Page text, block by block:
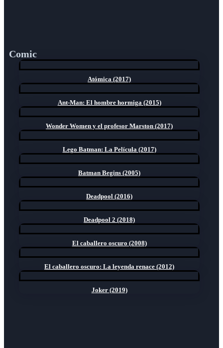
Comic
Atómica (2017)
Ant-Man: El hombre hormiga (2015)
Wonder Women y el profesor Marston (2017)
Lego Batman: La Película (2017)
Batman Begins (2005)
Deadpool (2016)
Deadpool 2 (2018)
El caballero oscuro (2008)
El caballero oscuro: La leyenda renace (2012)
Joker (2019)